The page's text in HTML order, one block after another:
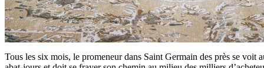
Tous les six mois, le promeneur dans Saint Germain des près se voit